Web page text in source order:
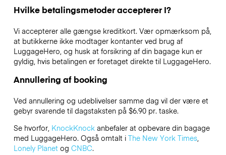
Hvilke betalingsmetoder accepterer I?
Vi accepterer alle gængse kreditkort. Vær opmærksom på,
at butikkerne ikke modtager kontanter ved brug af
LuggageHero, og husk at forsikring af din bagage kun er
gyldig, hvis betalingen er foretaget direkte til LuggageHero.
Annullering af booking
Ved annullering og udeblivelser samme dag vil der være et
gebyr svarende til dagstaksten på $6.90 pr. taske.
Se hvorfor, KnockKnockanbefaler at opbevare din bagage
med LuggageHero. Også omtalt i The New York Times,
Lonely Planetog CNBC.